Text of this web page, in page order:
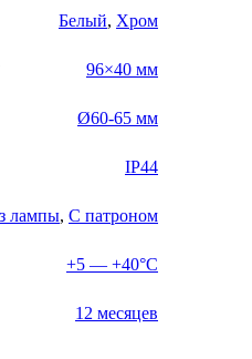
Белый, Хром
96×40 мм
Ø60-65 мм
IP44
лампы, С патроном
+5 — +40°С
12 месяцев